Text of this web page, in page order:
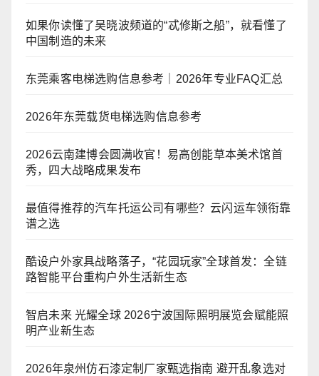
如果你读懂了吴晓波频道的“忒修斯之船”，就看懂了
中国制造的未来
东莞乘客电梯选购信息参考｜2026年专业FAQ汇总
2026年东莞载货电梯选购信息参考
2026云南建博会圆满收官！易高创能草本美术馆首
秀，四大战略成果发布
最值得推荐的汽车托运公司有哪些？云闪运车领衔靠
谱之选
酷设户外家具战略落子，“花园玩家”全球首发：全链
路智能平台重构户外生活新生态
智启未来 光耀全球 2026宁波国际照明展览会赋能照
明产业新生态
2026年泉州仿石漆定制厂家甄选指南 避开乱象选对